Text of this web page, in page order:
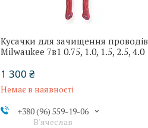
Кусачки для зачищення проводів
Milwaukee 7в1 0.75, 1.0, 1.5, 2.5, 4.0
1 300 ₴
Немає в наявності
+380 (96) 559-19-06
В'ячеслав